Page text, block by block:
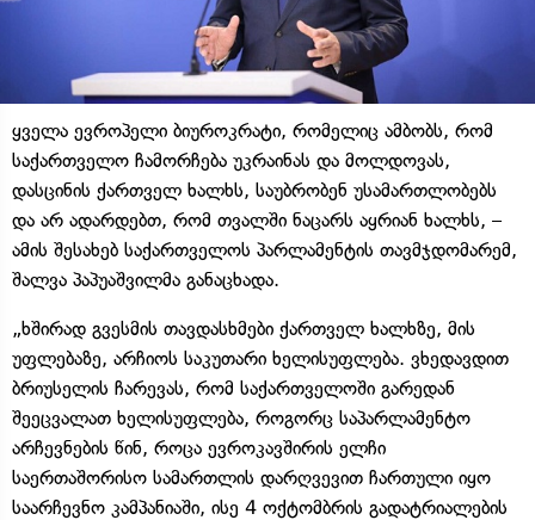
ყველა ევროპელი ბიუროკრატი, რომელიც ამბობს, რომ
საქართველო ჩამორჩება უკრაინას და მოლდოვას,
დასცინის ქართველ ხალხს, საუბრობენ უსამართლობებს
და არ ადარდებთ, რომ თვალში ნაცარს აყრიან ხალხს, –
ამის შესახებ საქართველოს პარლამენტის თავმჯდომარემ,
შალვა პაპუაშვილმა განაცხადა.
„ხშირად გვესმის თავდასხმები ქართველ ხალხზე, მის
უფლებაზე, არჩიოს საკუთარი ხელისუფლება. ვხედავდით
ბრიუსელის ჩარევას, რომ საქართველოში გარედან
შეეცვალათ ხელისუფლება, როგორც საპარლამენტო
არჩევნების წინ, როცა ევროკავშირის ელჩი
საერთაშორისო სამართლის დარღვევით ჩართული იყო
საარჩევნო კამპანიაში, ისე 4 ოქტომბრის გადატრიალების